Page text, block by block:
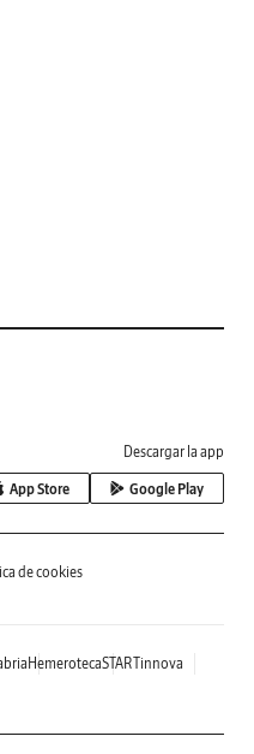
Descargar la app
App Store Google Play
de cookies
HemerotecaSTARTinnova